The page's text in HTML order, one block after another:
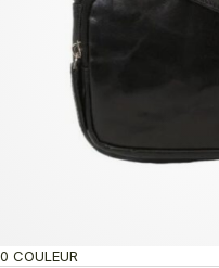
0 COULEUR